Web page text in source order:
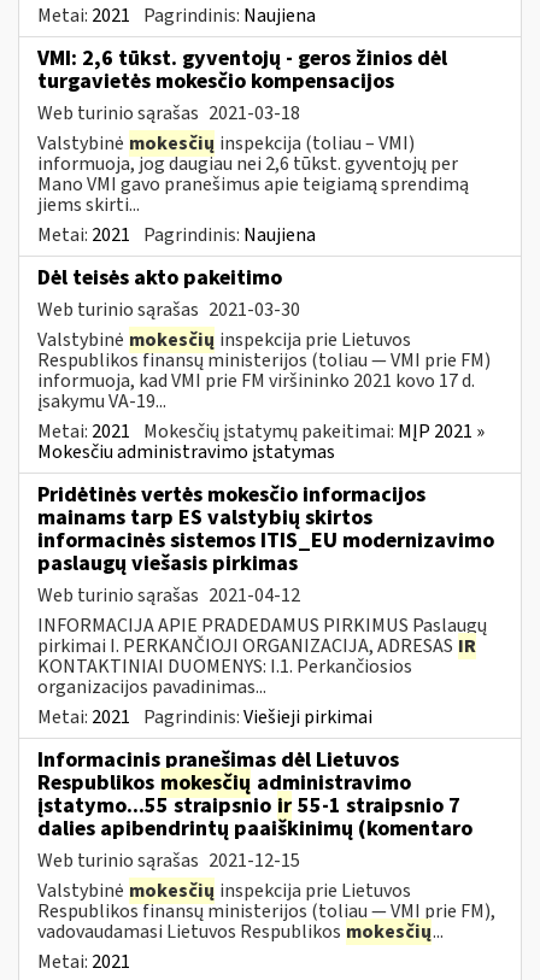
Metai: 2021 Pagrindinis: Naujiena
VMI: 2,6 tūkst. gyventojų - geros žinios dėl
turgavietės mokesčio kompensacijos
Web turinio sąrašas 2021-03-18
Valstybinė mokesčių inspekcija (toliau – VMI)
informuoja, jog daugiau nei 2,6 tūkst. gyventojų per
Mano VMI gavo pranešimus apie teigiamą sprendimą
jiems skirti...
Metai: 2021 Pagrindinis: Naujiena
Dėl teisės akto pakeitimo
Web turinio sąrašas 2021-03-30
Valstybinė mokesčių inspekcija prie Lietuvos
Respublikos finansų ministerijos (toliau ― VMI prie FM)
informuoja, kad VMI prie FM viršininko 2021 kovo 17 d.
įsakymu VA-19...
Metai: 2021 Mokesčių įstatymų pakeitimai: MĮP 2021 »
Mokesčiu administravimo įstatymas
Pridėtinės vertės mokesčio informacijos
mainams tarp ES valstybių skirtos
informacinės sistemos ITIS_EU modernizavimo
paslaugų viešasis pirkimas
Web turinio sąrašas 2021-04-12
INFORMACIJA APIE PRADEDAMUS PIRKIMUS Paslaugų
pirkimai I. PERKANČIOJI ORGANIZACIJA, ADRESAS IR
KONTAKTINIAI DUOMENYS: I.1. Perkančiosios
organizacijos pavadinimas...
Metai: 2021 Pagrindinis:Viešieji pirkimai
Informacinis pranešimas dėl Lietuvos
Respublikos mokesčių administravimo
įstatymo...55 straipsnio ir 55-1 straipsnio 7
dalies apibendrintų paaiškinimų (komentaro
Web turinio sąrašas 2021-12-15
Valstybinė mokesčių inspekcija prie Lietuvos
Respublikos finansų ministerijos (toliau — VMI prie FM),
vadovaudamasi Lietuvos Respublikos mokesčių...
Metai: 2021